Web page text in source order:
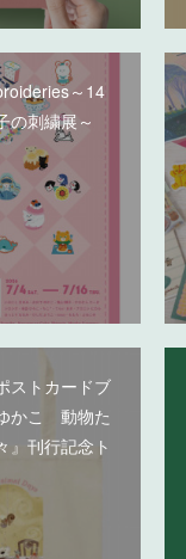
～14
の刺繍展～
ストカードブ
かこ 動物た
』刊行記念ト